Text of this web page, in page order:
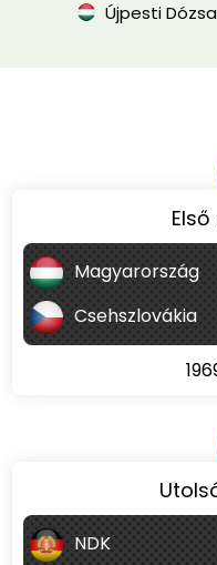
Újpesti Dózsa
Magyarország
Csehszlovákia
NDK